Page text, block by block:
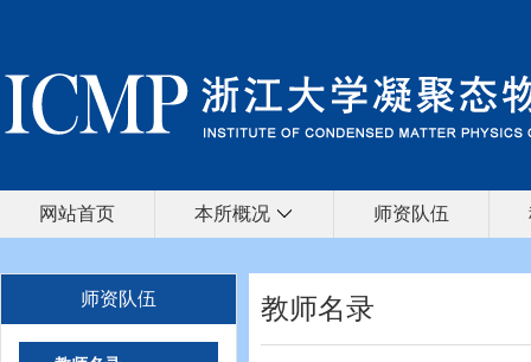
网站首页 本所概况 师资队伍
师资队伍 教师名录